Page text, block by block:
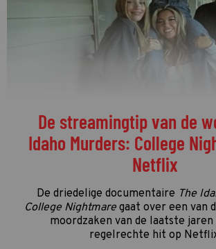
De streamingtip van de
Idaho Murders: College
Netflix
De driedelige documentaire The
College Nightmaregaat over een van
moordzaken van de laatste jaren
regelrechte hit op